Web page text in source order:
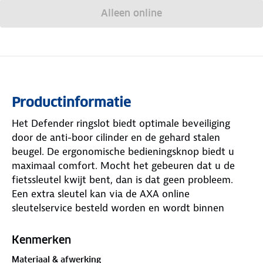
Alleen online
Productinformatie
Het Defender ringslot biedt optimale beveiliging
door de anti-boor cilinder en de gehard stalen
beugel. De ergonomische bedieningsknop biedt u
maximaal comfort. Mocht het gebeuren dat u de
fietssleutel kwijt bent, dan is dat geen probleem.
Een extra sleutel kan via de AXA online
sleutelservice besteld worden en wordt binnen
Kenmerken
Materiaal & afwerking